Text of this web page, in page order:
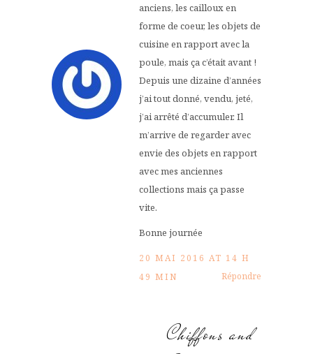
anciens, les cailloux en
forme de coeur, les objets de
cuisine en rapport avec la
poule, mais ça c’était avant !
Depuis une dizaine d’années
j’ai tout donné, vendu, jeté,
j’ai arrêté d’accumuler. Il
m’arrive de regarder avec
envie des objets en rapport
avec mes anciennes
collections mais ça passe
vite.
Bonne journée
20 MAI 2016 AT 14 H
49 MIN
Répondre
Chiffons and